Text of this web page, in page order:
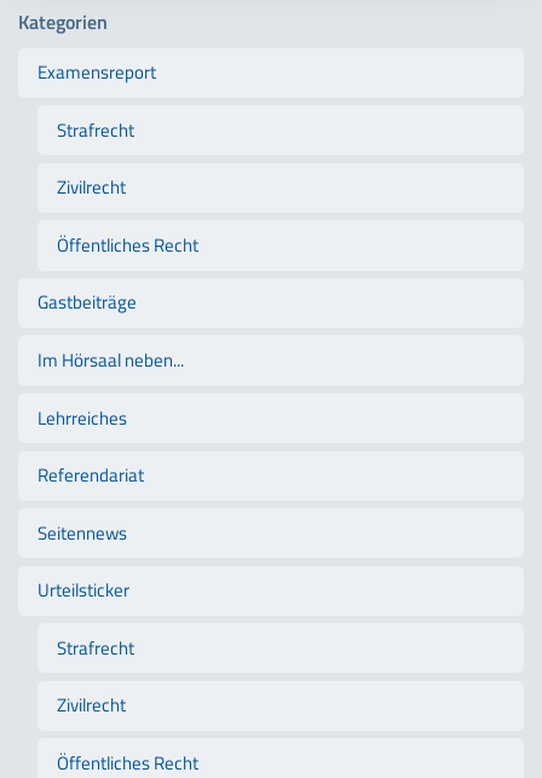
Kategorien
Examensreport
Strafrecht
Zivilrecht
Öffentliches Recht
Gastbeiträge
Im Hörsaal neben...
Lehrreiches
Referendariat
Seitennews
Urteilsticker
Strafrecht
Zivilrecht
Öffentliches Recht